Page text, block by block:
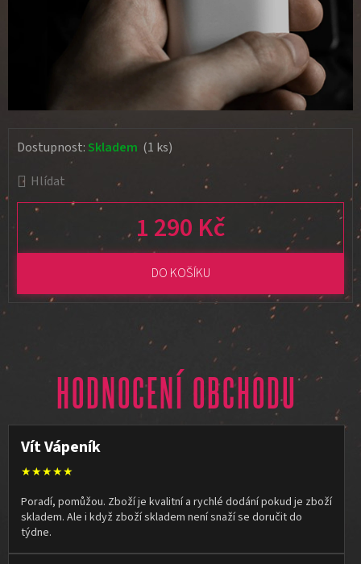
Hlídat
1 290 Kč
Měrná cena:
DO KOŠÍKU
Dostupnost:Skladem (1 ks)
HODNOCENÍ OBCHODU
Vít Vápeník
★★★★★
Poradí, pomůžou. Zboží je kvalitní a rychlé dodání pokud je zboží
skladem. Ale i když zboží skladem není snaží se doručit do
týdne.